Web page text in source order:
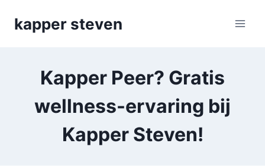
kapper steven
Kapper Peer? Gratis
wellness-ervaring bij
Kapper Steven!